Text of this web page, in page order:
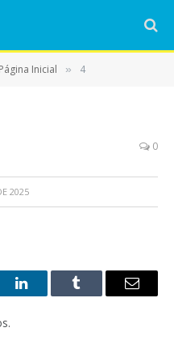
Página Inicial » 4
0
2025
LinkedInTumblr
E-